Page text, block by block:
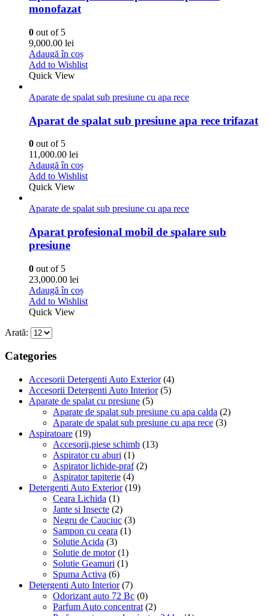
monofazat
0 out of 5
9,000.00 lei
Adaugă în coș
Add to Wishlist
Quick View
Aparate de spalat sub presiune cu apa rece
Aparat de spalat sub presiune apa rece trifazat
0 out of 5
11,000.00 lei
Adaugă în coș
Add to Wishlist
Quick View
Aparate de spalat sub presiune cu apa rece
Aparat profesional mobil de spalare sub
presiune
0 out of 5
23,000.00 lei
Adaugă în coș
Add to Wishlist
Quick View
Arată:
Categories
Accesorii Detergenti Auto Exterior (4)
Accesorii Detergenti Auto Interior (5)
Aparate de spalat cu presiune (5)
Aparate de spalat sub presiune cu apa calda (2)
Aparate de spalat sub presiune cu apa rece (3)
Aspiratoare (19)
Accesorii,piese schimb (13)
Aspirator cu aburi (1)
Aspirator lichide-praf (2)
Aspirator tapiterie (4)
Detergenti Auto Exterior (19)
Ceara Lichida (1)
Jante si Insecte (2)
Negru de Cauciuc (3)
Sampon cu ceara (1)
Solutie Acida (3)
Solutie de motor (1)
Solutie Geamuri (1)
Spuma Activa (6)
Detergenti Auto Interior (7)
Odorizant auto 72 Bc (0)
Parfum Auto concentrat (2)